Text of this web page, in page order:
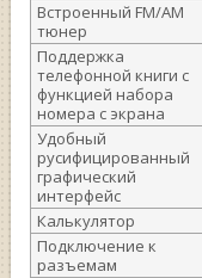
Встроенный FM/AM
тюнер
Поддержка
телефонной книги с
функцией набора
номера с экрана
Удобный
русифицированный
графический
интерфейс
Калькулятор
Подключение к
разъемам